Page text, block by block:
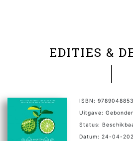
EDITIES &
ISBN:
Uitgave:
Status:
Datum: 24-04-